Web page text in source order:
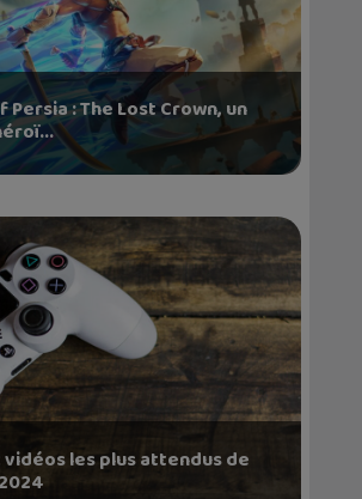
Persia : The Lost Crown, un
vidéos les plus attendus de